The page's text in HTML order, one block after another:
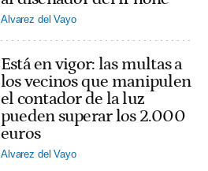
Alvarez del Vayo
Está en vigor: las multas a
los vecinos que manipulen
el contador de la luz
pueden superar los 2.000
euros
Alvarez del Vayo